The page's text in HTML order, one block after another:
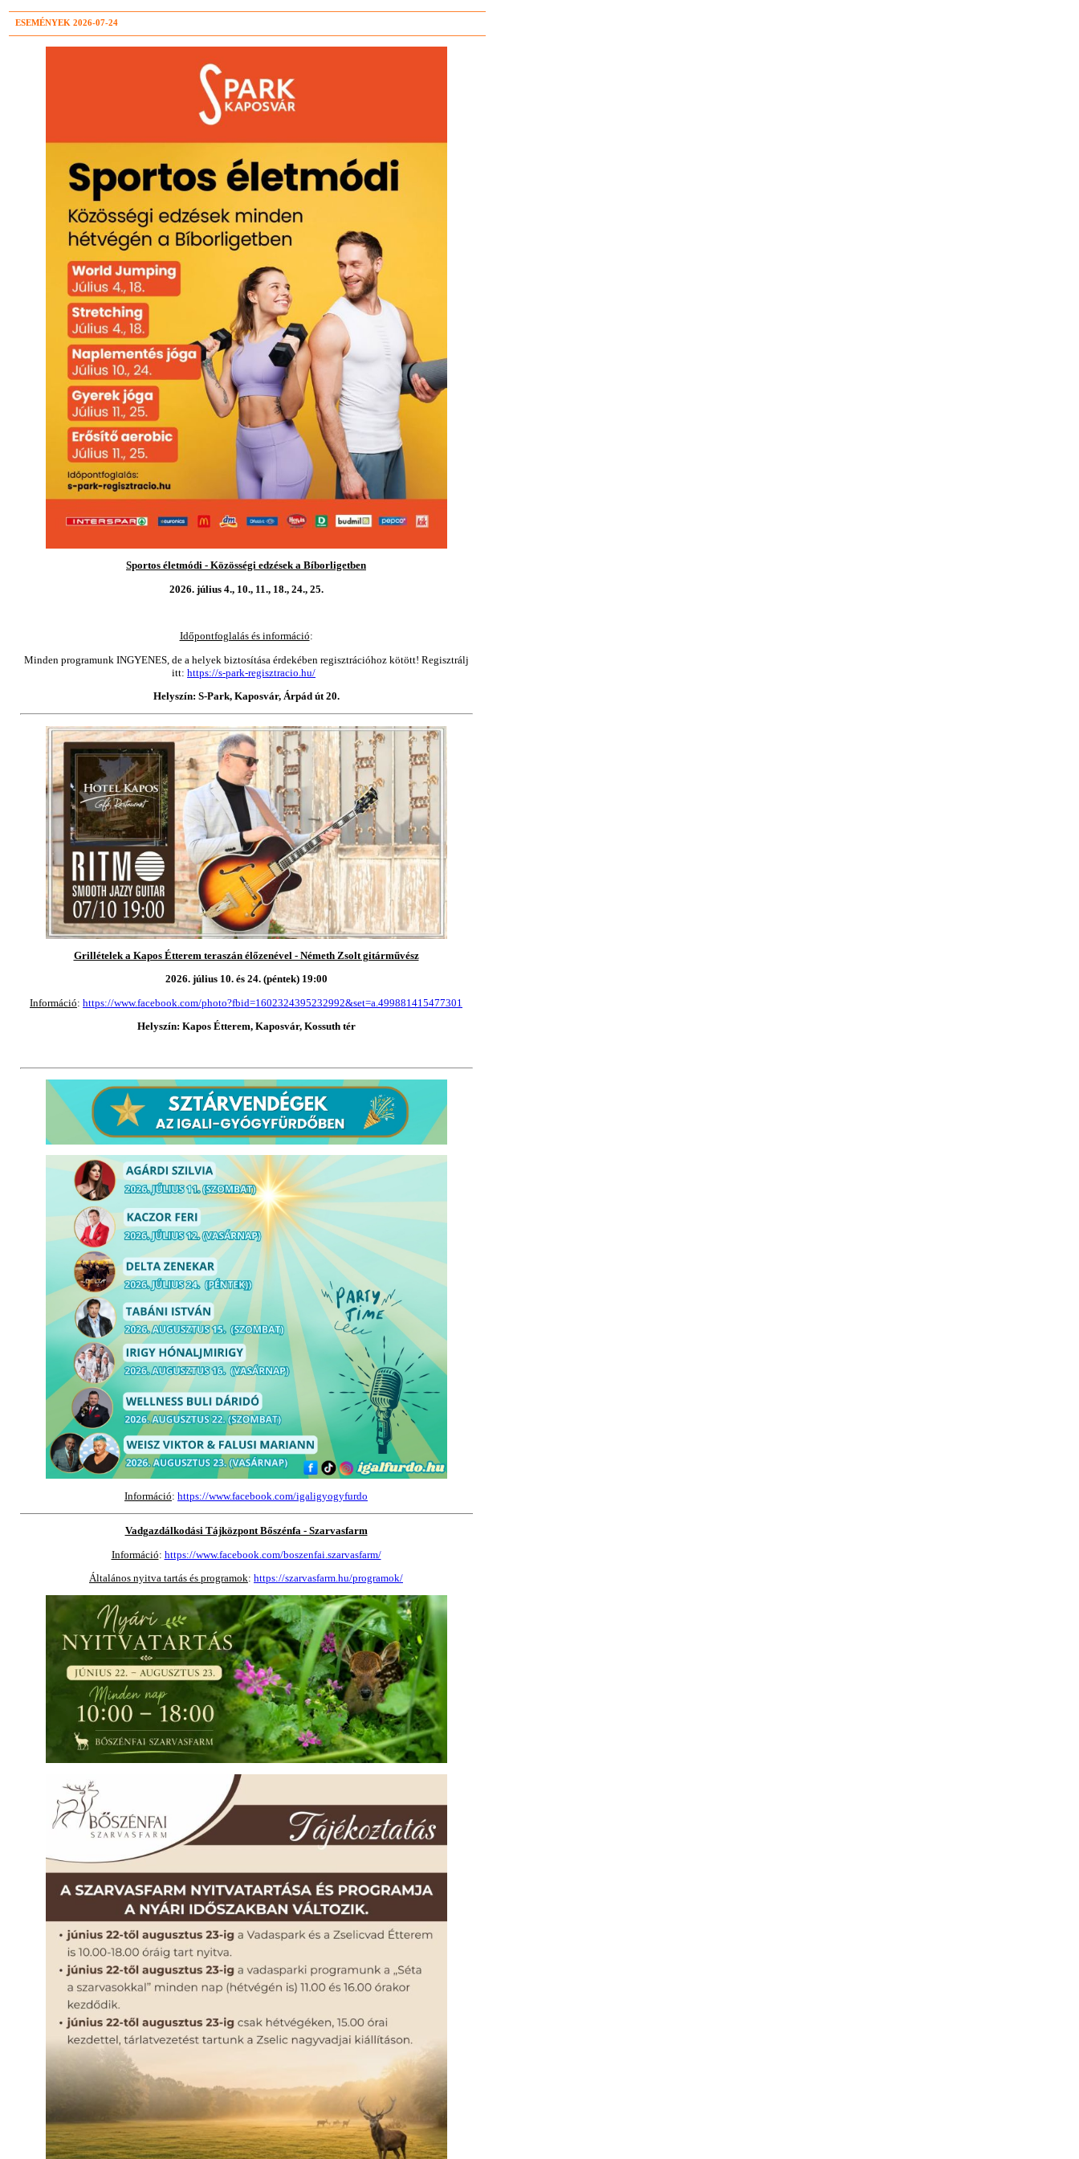
ESEMÉNYEK 2026-07-24
Sportos életmódi - Közösségi edzések a Bíborligetben
2026. július 4., 10., 11., 18., 24., 25.
Időpontfoglalás és információ:
Minden programunk INGYENES, de a helyek biztosítása érdekében regisztrációhoz kötött! Regisztrálj
itt: https://s-park-regisztracio.hu/
Helyszín: S-Park, Kaposvár, Árpád út 20.
Grillételek a Kapos Étterem teraszán élőzenével - Németh Zsolt gitárművész
2026. július 10. és 24. (péntek) 19:00
Információ: https://www.facebook.com/photo?fbid=1602324395232992&set=a.499881415477301
Helyszín: Kapos Étterem, Kaposvár, Kossuth tér
Információ: https://www.facebook.com/igaligyogyfurdo
Vadgazdálkodási Tájközpont Bőszénfa - Szarvasfarm
Információ: https://www.facebook.com/boszenfai.szarvasfarm/
Általános nyitva tartás és programok: https://szarvasfarm.hu/programok/